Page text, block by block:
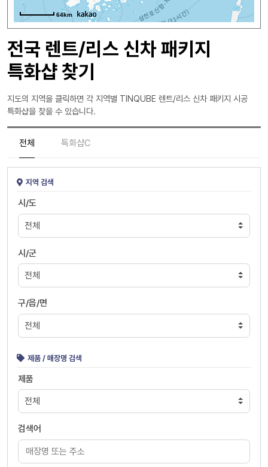
64km
전국 렌트/리스 신차 패키지
특화샵 찾기
지도의 지역을 클릭하면 각 지역별 TINQUBE 렌트/리스 신차 패키지 시공
특화샵을 찾을 수 있습니다.
전체 특화샵C
지역 검색
시/도
시/군
구/읍/면
제품 / 매장명 검색
제품
검색어